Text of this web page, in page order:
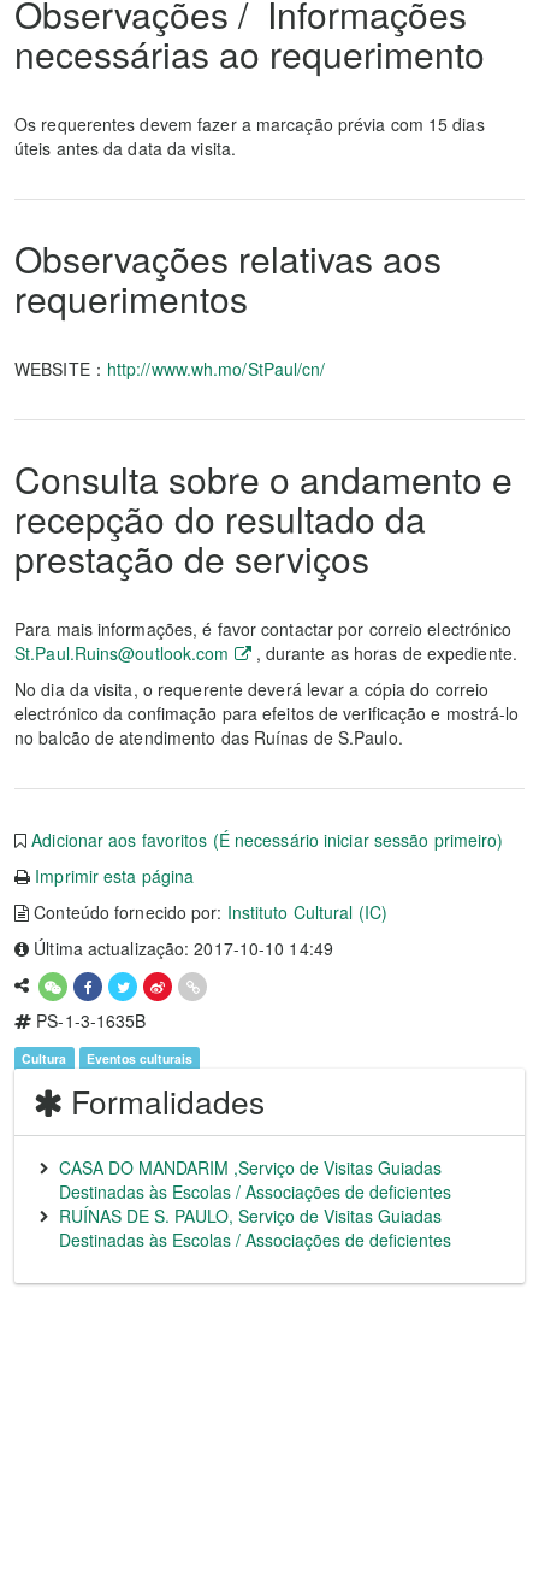
Observações / Informações
necessárias ao requerimento
Os requerentes devem fazer a marcação prévia com 15 dias
úteis antes da data da visita.
Observações relativas aos
requerimentos
WEBSITE： http://www.wh.mo/StPaul/cn/
Consulta sobre o andamento e
recepção do resultado da
prestação de serviços
Para mais informações, é favor contactar por correio electrónico
St.Paul.Ruins@outlook.com
, durante as horas de expediente.
No dia da visita, o requerente deverá levar a cópia do correio
electrónico da confimação para efeitos de verificação e mostrá-lo
no balcão de atendimento das Ruínas de S.Paulo.
Adicionar aos favoritos (É necessário iniciar sessão primeiro)
Imprimir esta página
Conteúdo fornecido por: Instituto Cultural (IC)
Última actualização: 2017-10-10 14:49
PS-1-3-1635B
Cultura Eventos culturais
Formalidades
CASA DO MANDARIM ,Serviço de Visitas Guiadas
Destinadas às Escolas / Associações de deficientes
RUÍNAS DE S. PAULO, Serviço de Visitas Guiadas
Destinadas às Escolas / Associações de deficientes